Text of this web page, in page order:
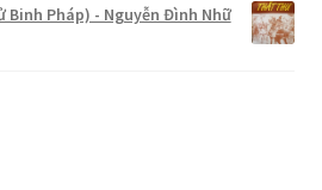
Binh Pháp) - Nguyễn Đình Nhữ